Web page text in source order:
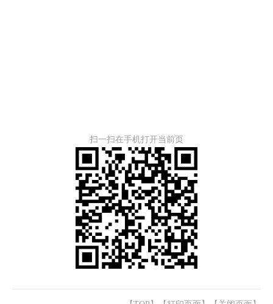
扫一扫在手机打开当前页